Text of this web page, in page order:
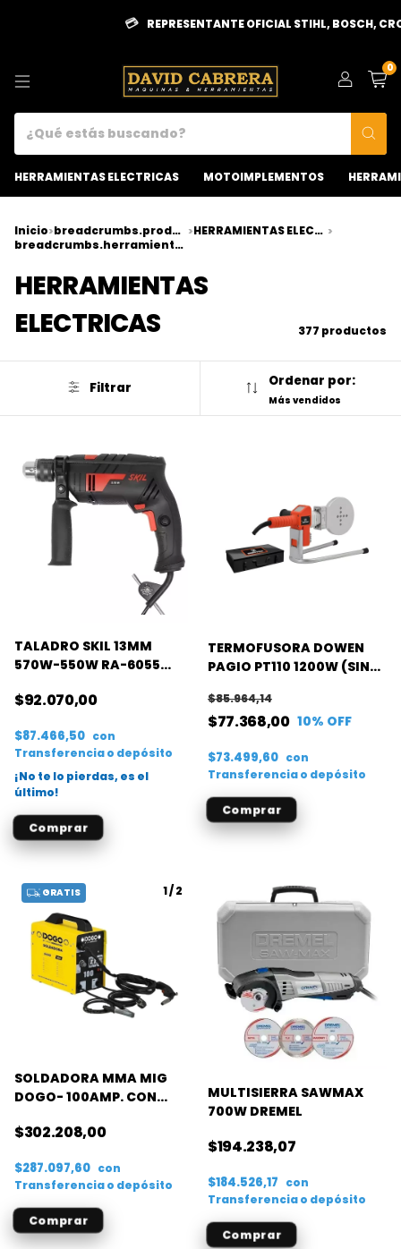
REPRESENTANTE OFICIAL STIHL, BOSCH,
0
HERRAMIENTAS ELECTRICAS MOTOIMPLEMENTOS
Inicio> breadcrumbs.product-category > HERRAMIENTAS ELECTRICAS >
breadcrumbs.herramienta-oscilante
HERRAMIENTAS
ELECTRICAS
377 productos
Filtrar Ordenar por:
Más vendidos
TALADRO SKIL 13MM
570W-550W RA-6055
$92.070,00
$87.466,50 con
Transferencia o depósito
¡No te lo pierdas, es el
último!
TERMOFUSORA DOWEN
PAGIO PT110 1200W (SIN
$77.368,00
$85.964,14
10% OFF
$73.499,60 con
Transferencia o depósito
1/2
GRATIS
SOLDADORA MMA MIG
DOGO- 100AMP. CON
$302.208,00
$287.097,60 con
Transferencia o depósito
MULTISIERRA SAWMAX
700W DREMEL
$194.238,07
$184.526,17 con
Transferencia o depósito